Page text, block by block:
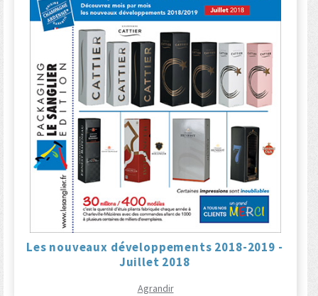
Les nouveaux développements 2018-2019 -
Juillet 2018
Agrandir